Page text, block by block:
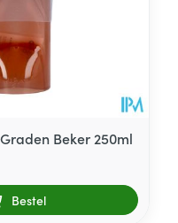
Beker 250ml
Bestel